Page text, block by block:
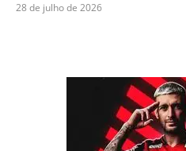
28 de julho de 2026